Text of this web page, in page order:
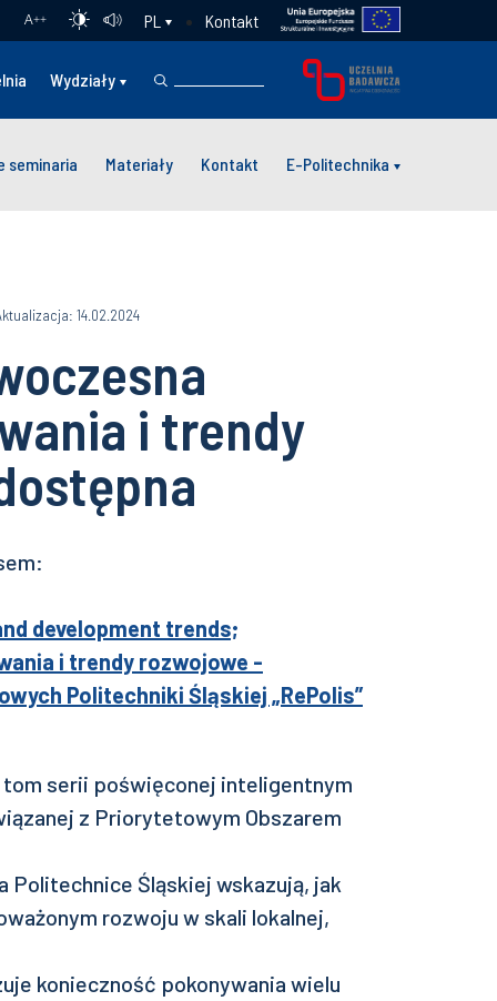
A++ PL Kontakt
Wydziały
seminaria Materiały Kontakt E-Politechnika
14.02.2024
i trendy
development trends;
i trendy rozwojowe -
Politechniki Śląskiej „RePolis”
serii poświęconej inteligentnym
z Priorytetowym Obszarem
Politechnice Śląskiej wskazują, jak
rozwoju w skali lokalnej,
konieczność pokonywania wielu